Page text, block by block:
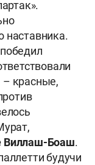
наставника.
красные,
Виллаш-Боаш.
будучи